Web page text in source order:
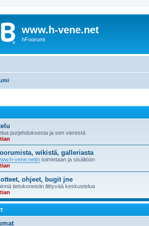
www.h-vene.net
hFoorumi
purjehduksesta ja sen vierestä
wikistä, galleriasta
vene.netin toimintaan ja sisältöön
ohjeet, bugit jne
tietokoneisiin liittyvää keskustelua